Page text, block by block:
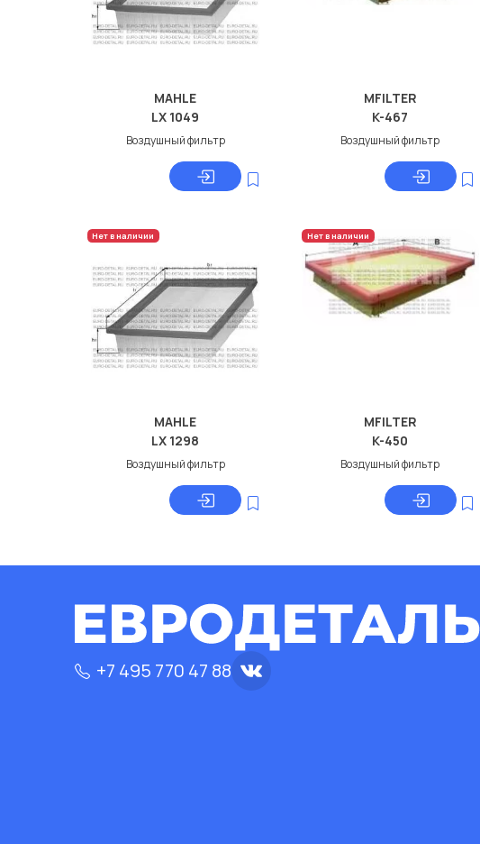
MAHLE
LX 1049
Воздушный фильтр
MFILTER
K-467
Воздушный фильтр
Нет в наличии
MAHLE
LX 1298
Воздушный фильтр
Нет в наличии
MFILTER
K-450
Воздушный фильтр
+7 495 770 47 88